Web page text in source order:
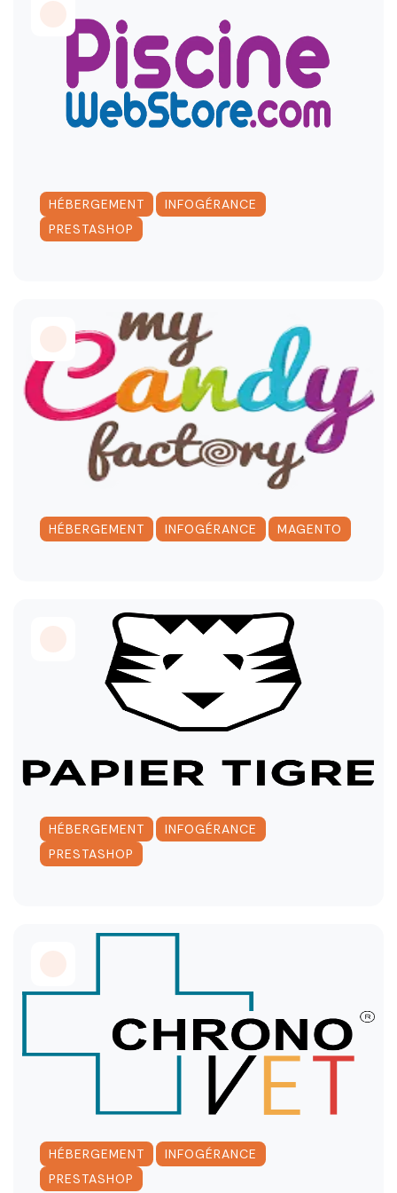
HÉBERGEMENT INFOGÉRANCE
PRESTASHOP
HÉBERGEMENT INFOGÉRANCE MAGENTO
HÉBERGEMENT INFOGÉRANCE
PRESTASHOP
HÉBERGEMENT INFOGÉRANCE
PRESTASHOP